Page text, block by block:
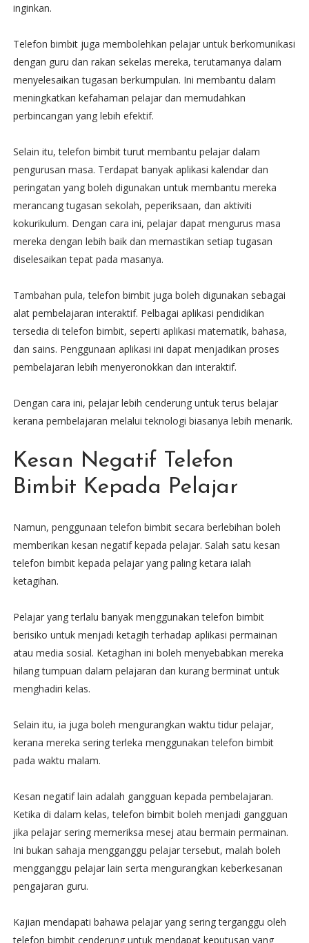
inginkan.
Telefon bimbit juga membolehkan pelajar untuk berkomunikasi
dengan guru dan rakan sekelas mereka, terutamanya dalam
menyelesaikan tugasan berkumpulan. Ini membantu dalam
meningkatkan kefahaman pelajar dan memudahkan
perbincangan yang lebih efektif.
Selain itu, telefon bimbit turut membantu pelajar dalam
pengurusan masa. Terdapat banyak aplikasi kalendar dan
peringatan yang boleh digunakan untuk membantu mereka
merancang tugasan sekolah, peperiksaan, dan aktiviti
kokurikulum. Dengan cara ini, pelajar dapat mengurus masa
mereka dengan lebih baik dan memastikan setiap tugasan
diselesaikan tepat pada masanya.
Tambahan pula, telefon bimbit juga boleh digunakan sebagai
alat pembelajaran interaktif. Pelbagai aplikasi pendidikan
tersedia di telefon bimbit, seperti aplikasi matematik, bahasa,
dan sains. Penggunaan aplikasi ini dapat menjadikan proses
pembelajaran lebih menyeronokkan dan interaktif.
Dengan cara ini, pelajar lebih cenderung untuk terus belajar
kerana pembelajaran melalui teknologi biasanya lebih menarik.
Kesan Negatif Telefon
Bimbit Kepada Pelajar
Namun, penggunaan telefon bimbit secara berlebihan boleh
memberikan kesan negatif kepada pelajar. Salah satu kesan
telefon bimbit kepada pelajar yang paling ketara ialah
ketagihan.
Pelajar yang terlalu banyak menggunakan telefon bimbit
berisiko untuk menjadi ketagih terhadap aplikasi permainan
atau media sosial. Ketagihan ini boleh menyebabkan mereka
hilang tumpuan dalam pelajaran dan kurang berminat untuk
menghadiri kelas.
Selain itu, ia juga boleh mengurangkan waktu tidur pelajar,
kerana mereka sering terleka menggunakan telefon bimbit
pada waktu malam.
Kesan negatif lain adalah gangguan kepada pembelajaran.
Ketika di dalam kelas, telefon bimbit boleh menjadi gangguan
jika pelajar sering memeriksa mesej atau bermain permainan.
Ini bukan sahaja mengganggu pelajar tersebut, malah boleh
mengganggu pelajar lain serta mengurangkan keberkesanan
pengajaran guru.
Kajian mendapati bahawa pelajar yang sering terganggu oleh
telefon bimbit cenderung untuk mendapat keputusan yang